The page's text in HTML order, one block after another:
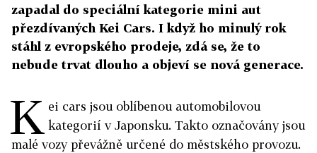
zapadal do speciální kategorie mini aut
přezdívaných Kei Cars. I když ho minulý rok
stáhl z evropského prodeje, zdá se, že to
nebude trvat dlouho a objeví se nová generace.
K ei cars jsou oblíbenou automobilovou
kategorií v Japonsku. Takto označovány jsou
malé vozy převážně určené do městského provozu.